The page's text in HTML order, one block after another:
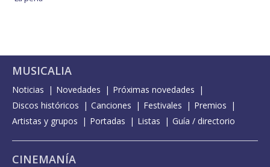
MUSICALIA
Noticias Novedades
Próximas novedades
Discos históricos
Canciones Festivales
Premios
Artistas y grupos
Portadas Listas Guía / directorio
CINEMANÍA